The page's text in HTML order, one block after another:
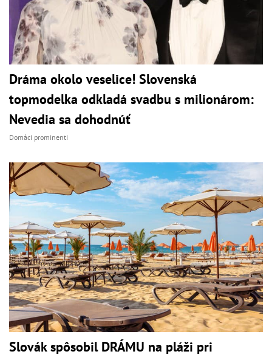
Dráma okolo veselice! Slovenská
topmodelka odkladá svadbu s milionárom:
Nevedia sa dohodnúť
Domáci prominenti
Slovák spôsobil DRÁMU na pláži pri